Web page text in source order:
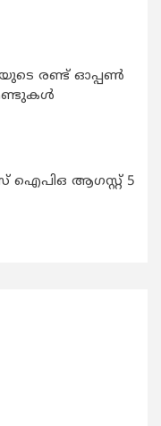
രണ്ട് ഓപ്പണ്‍
ഐപിഒ ആഗസ്റ്റ് 5